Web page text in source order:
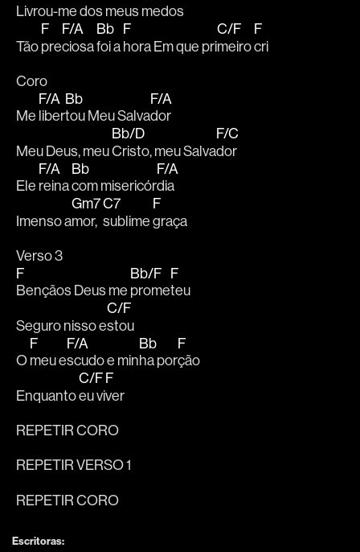
Livrou-me dos meus medos
Tão
F
pre
F/A
ciosa
Bb
foi a
F
hora Em que pri
C/F
meiro
F
cri
Coro
Me
F/A
liber
Bb
tou Meu Salva
F/A
dor
Meu Deus, meu
Bb/D
Cristo, meu Salva
F/C
dor
Ele
F/A
reina
Bb
com misericór
F/A
dia
Imenso a
Gm7
mor,
C7
sublime
F
graça
Verso 3
F
Bençãos Deus me
Bb/F
prome
F
teu
Seguro nisso e
C/F
stou
O
F
meu e
F/A
scudo e min
Bb
ha por
F
ção
Enquanto
C/F
eu vi
F
ver
REPETIR CORO
REPETIR VERSO 1
REPETIR CORO
Escritoras: